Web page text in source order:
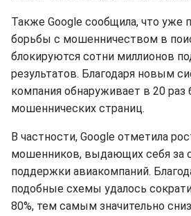
Также Google сообщила, что уже
борьбы с мошенничеством в
блокируются сотни миллионов
результатов. Благодаря новым
компания обнаруживает в 20 раз
мошеннических страниц.
В частности, Google отметила
мошенников, выдающих себя за
поддержки авиакомпаний.
подобные схемы удалось
80%, тем самым значительно